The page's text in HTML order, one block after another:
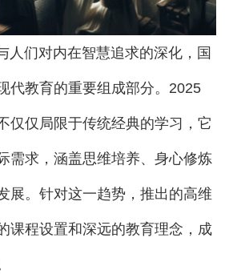
人们对内在智慧追求的深化，国
代教育的重要组成部分。2025
仅仅局限于传统经典的学习，它
需求，涵盖思维培养、身心修炼
展。针对这一趋势，推出的高维
课程设置和深远的教育理念，成